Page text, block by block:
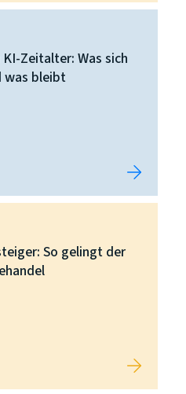
Zeitalter: Was sich
was bleibt
So gelingt der